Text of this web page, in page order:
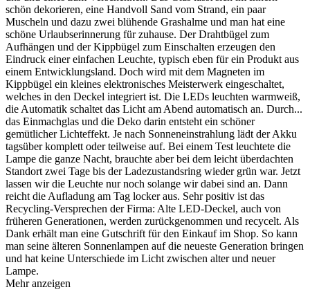
schön dekorieren, eine Handvoll Sand vom Strand, ein paar
Muscheln und dazu zwei blühende Grashalme und man hat eine
schöne Urlaubserinnerung für zuhause. Der Drahtbügel zum
Aufhängen und der Kippbügel zum Einschalten erzeugen den
Eindruck einer einfachen Leuchte, typisch eben für ein Produkt aus
einem Entwicklungsland. Doch wird mit dem Magneten im
Kippbügel ein kleines elektronisches Meisterwerk eingeschaltet,
welches in den Deckel integriert ist. Die LEDs leuchten warmweiß,
die Automatik schaltet das Licht am Abend automatisch an. Durch...
das Einmachglas und die Deko darin entsteht ein schöner
gemütlicher Lichteffekt. Je nach Sonneneinstrahlung lädt der Akku
tagsüber komplett oder teilweise auf. Bei einem Test leuchtete die
Lampe die ganze Nacht, brauchte aber bei dem leicht überdachten
Standort zwei Tage bis der Ladezustandsring wieder grün war. Jetzt
lassen wir die Leuchte nur noch solange wir dabei sind an. Dann
reicht die Aufladung am Tag locker aus. Sehr positiv ist das
Recycling-Versprechen der Firma: Alte LED-Deckel, auch von
früheren Generationen, werden zurückgenommen und recycelt. Als
Dank erhält man eine Gutschrift für den Einkauf im Shop. So kann
man seine älteren Sonnenlampen auf die neueste Generation bringen
und hat keine Unterschiede im Licht zwischen alter und neuer
Lampe.
Mehr anzeigen